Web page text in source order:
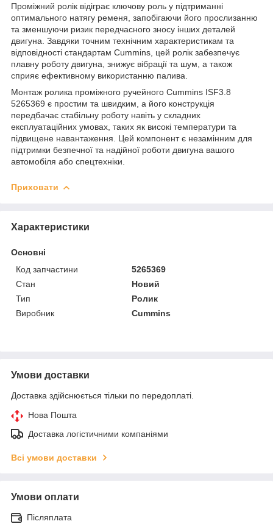
Проміжний ролік відіграє ключову роль у підтриманні
оптимального натягу ременя, запобігаючи його прослизанню
та зменшуючи ризик передчасного зносу інших деталей
двигуна. Завдяки точним технічним характеристикам та
відповідності стандартам Cummins, цей ролік забезпечує
плавну роботу двигуна, знижує вібрації та шум, а також
сприяє ефективному використанню палива.
Монтаж ролика проміжного ручейного Cummins ISF3.8
5265369 є простим та швидким, а його конструкція
передбачає стабільну роботу навіть у складних
експлуатаційних умовах, таких як високі температури та
підвищене навантаження. Цей компонент є незамінним для
підтримки безпечної та надійної роботи двигуна вашого
автомобіля або спецтехніки.
Приховати
Характеристики
Основні
Код запчастини
5265369
Стан
Новий
Тип
Ролик
Виробник
Cummins
Умови доставки
Доставка здійснюється тільки по передоплаті.
Нова Пошта
Доставка логістичними компаніями
Всі умови доставки
Умови оплати
Післяплата